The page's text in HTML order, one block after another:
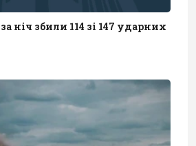
ніч збили 114 зі 147 ударних